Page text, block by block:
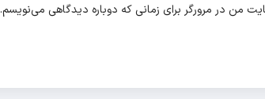
من در مرورگر برای زمانی که دوباره دیدگاهی می‌نویسم.